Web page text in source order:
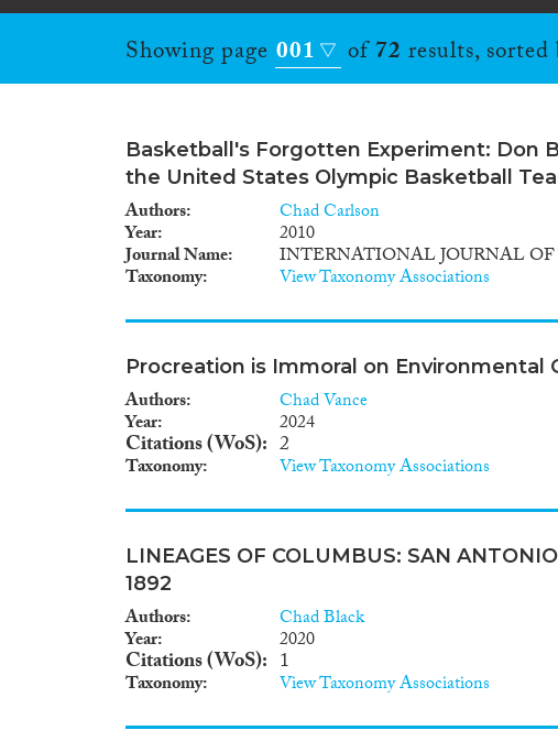
Showing page 001 of72 results, sorted
Basketball's Forgotten Experiment: Don
the United States Olympic Basketball
Authors Chad Carlson
Year 2010
Journal Name INTERNATIONAL JOURNAL
Taxonomy View Taxonomy Associations
Procreation is Immoral on Environmental
Authors Chad Vance
Year 2024
Citations (WoS) 2
Taxonomy View Taxonomy Associations
LINEAGES OF COLUMBUS: SAN
1892
Authors Chad Black
Year 2020
Citations (WoS) 1
Taxonomy View Taxonomy Associations